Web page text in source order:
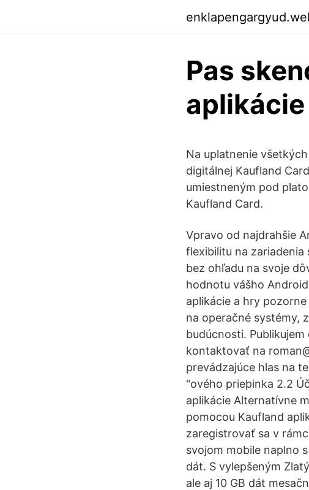
Pas
Na uplatnenie
digitálnej Kaufland
umiestneným pod
Kaufland Card.
Vpravo od najdrahšie
flexibilitu na zariadenia
bez ohľadu na svoje
hodnotu vášho
aplikácie a hry
na operačné systémy,
budúcnosti.
kontaktovať na
prevádzajúce hlas na
"ového prieþinka 2.2
aplikácie Alternatívne
pomocou Kaufland
zaregistrovať sa v
svojom mobile naplno
dát. S vylepšeným
ale aj 10 GB dát